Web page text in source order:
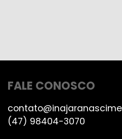
FALE CONOSCO
(47) 98404-3070